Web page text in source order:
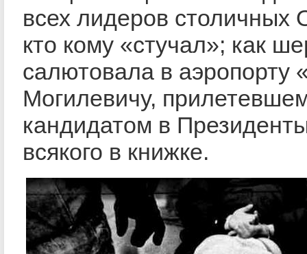
всех лидеров столичных
кто кому «стучал»; как
салютовала в аэропорту
Могилевичу,
кандидатом в
всякого в книжке.